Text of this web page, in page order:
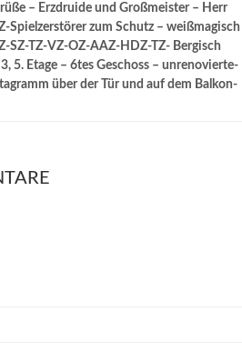
– Erzdruide und Großmeister – Herr
Spielzerstörer zum Schutz – weißmagisch
SZ-TZ-VZ-OZ-AAZ-HDZ-TZ- Bergisch
5. Etage – 6tes Geschoss – unrenovierte-
über der Tür und auf dem Balkon-